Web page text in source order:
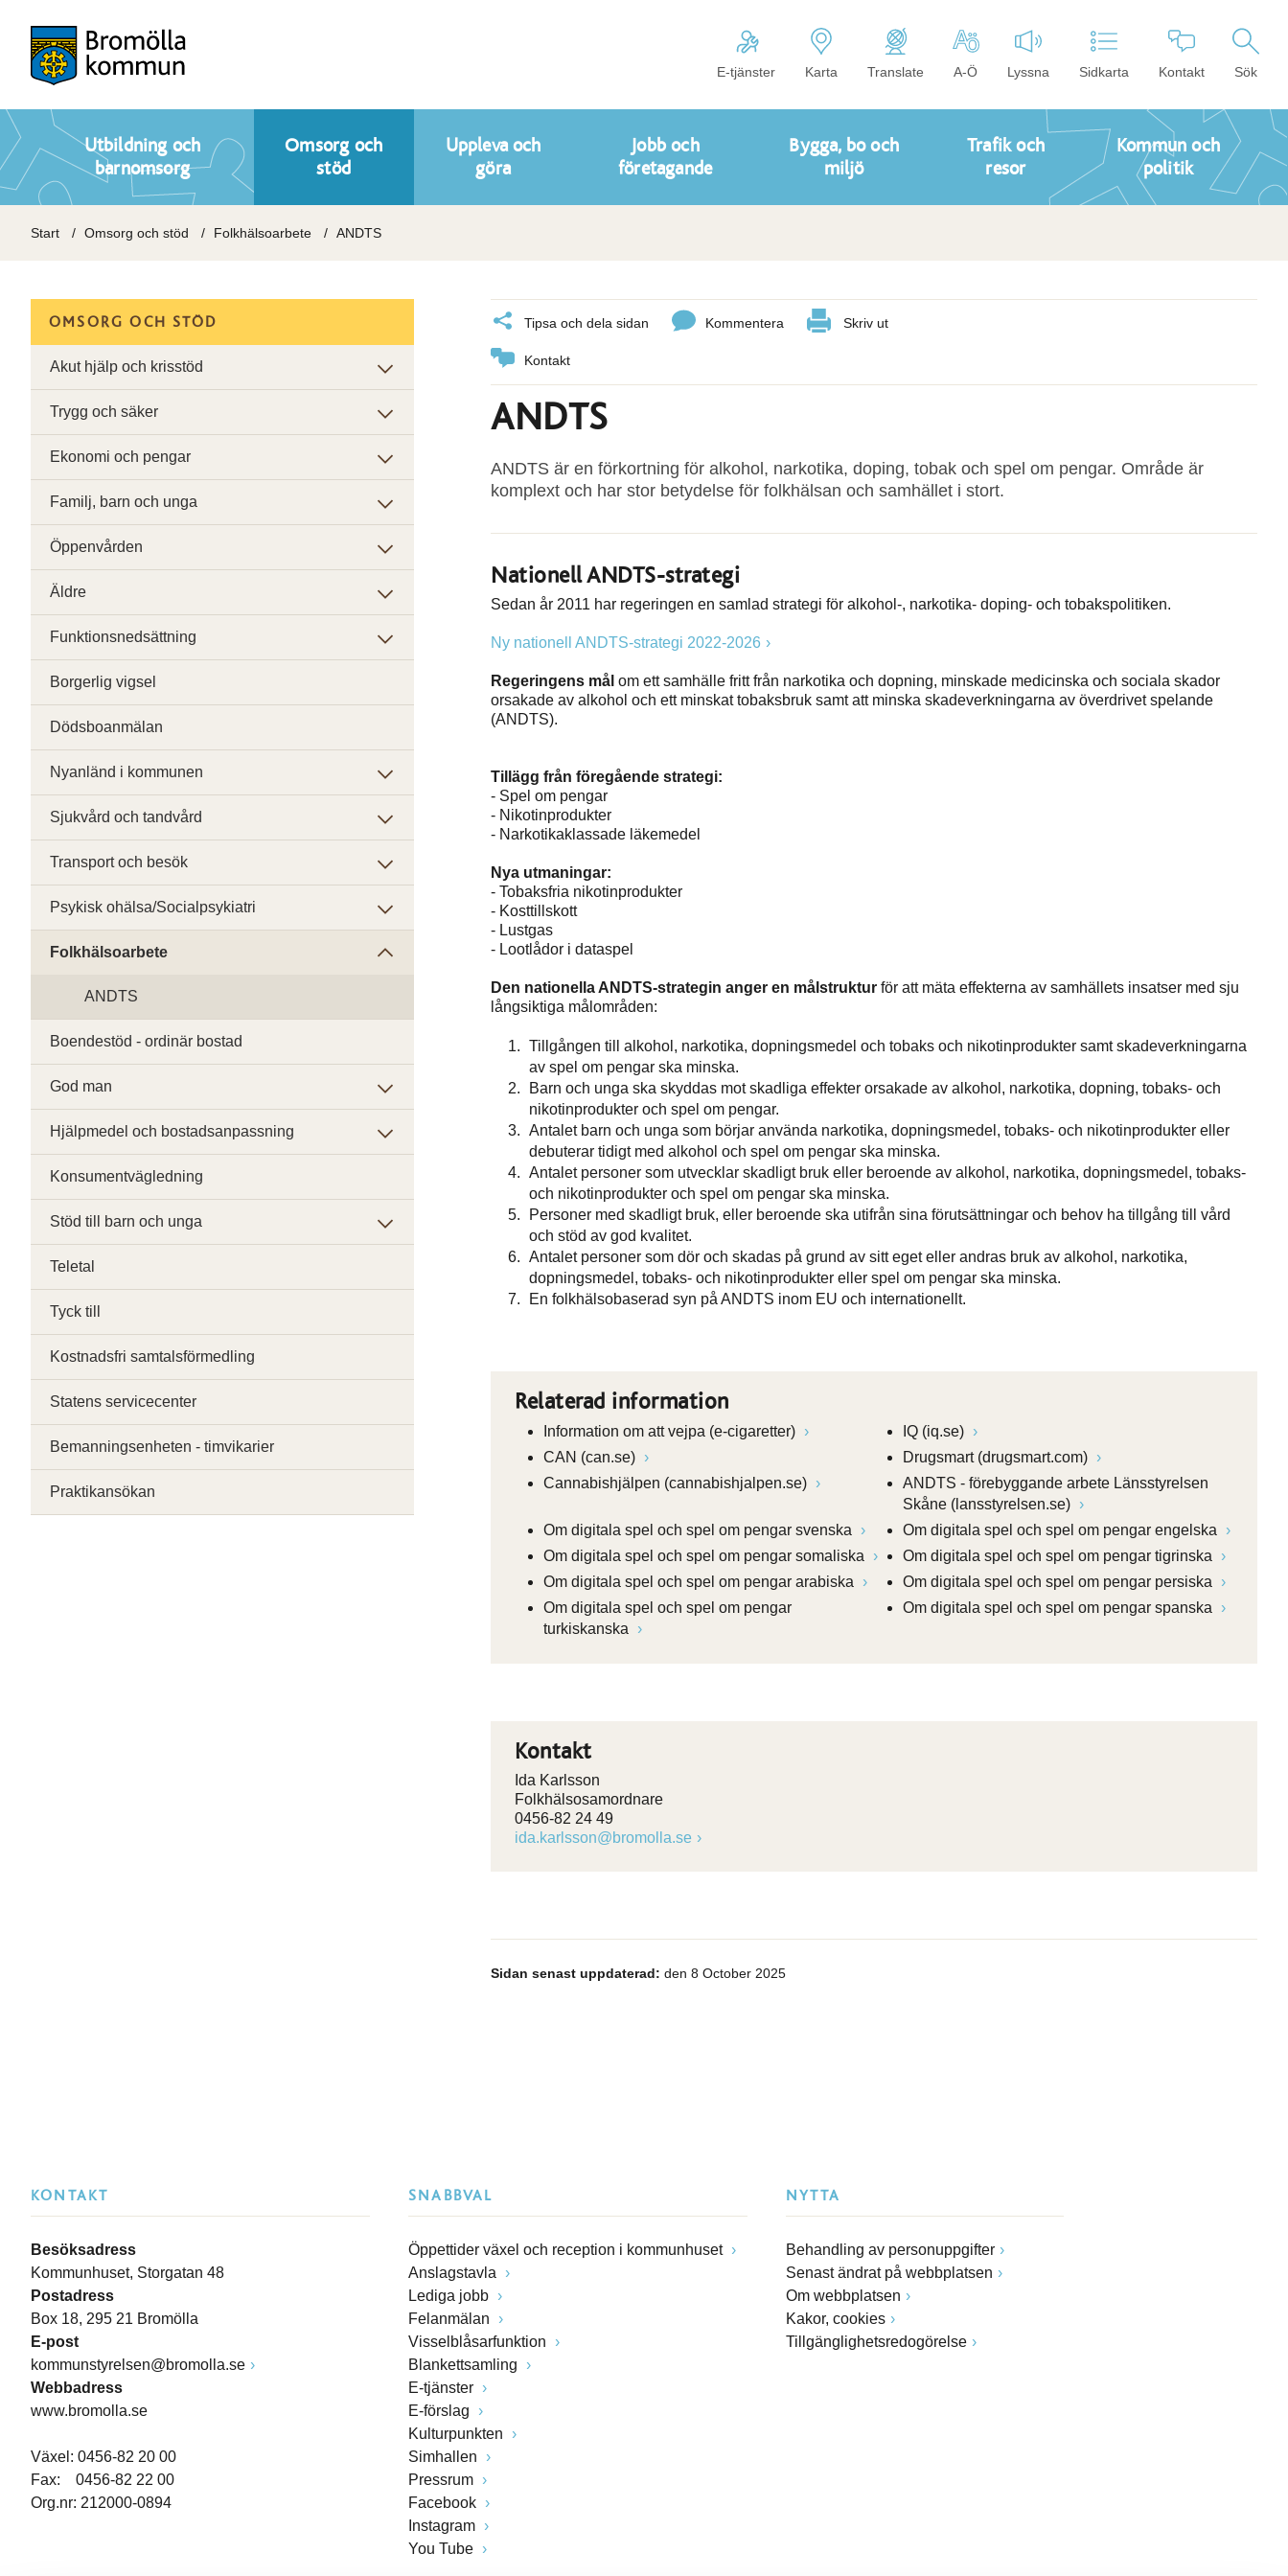
E-tjänster Karta Translate A-Ö Lyssna Sidkarta Kontakt Sök
Utbildning och
barnomsorg
Omsorg och
stöd
Uppleva och
göra
Jobb och
företagande
Bygga, bo och
miljö
Trafik och
resor
Kommun och
politik
Start Omsorg och stöd Folkhälsoarbete ANDTS
Tipsa och dela sidan Kommentera Skriv ut
Kontakt
ANDTS
ANDTS är en förkortning för alkohol, narkotika, doping, tobak och spel om pengar. Område är
komplext och har stor betydelse för folkhälsan och samhället i stort.
Nationell ANDTS-strategi
Sedan år 2011 har regeringen en samlad strategi för alkohol-, narkotika- doping- och tobakspolitiken.
Ny nationell ANDTS-strategi 2022-2026
Regeringens mål om ett samhälle fritt från narkotika och dopning, minskade medicinska och sociala skador
orsakade av alkohol och ett minskat tobaksbruk samt att minska skadeverkningarna av överdrivet spelande
(ANDTS).
Tillägg från föregående strategi:
- Spel om pengar
- Nikotinprodukter
- Narkotikaklassade läkemedel
Nya utmaningar:
- Tobaksfria nikotinprodukter
- Kosttillskott
- Lustgas
- Lootlådor i dataspel
Den nationella ANDTS-strategin anger en målstruktur för att mäta effekterna av samhällets insatser med sju
långsiktiga målområden:
Tillgången till alkohol, narkotika, dopningsmedel och tobaks och nikotinprodukter samt skadeverkningarna
av spel om pengar ska minska.
Barn och unga ska skyddas mot skadliga effekter orsakade av alkohol, narkotika, dopning, tobaks- och
nikotinprodukter och spel om pengar.
Antalet barn och unga som börjar använda narkotika, dopningsmedel, tobaks- och nikotinprodukter eller
debuterar tidigt med alkohol och spel om pengar ska minska.
Antalet personer som utvecklar skadligt bruk eller beroende av alkohol, narkotika, dopningsmedel, tobaks-
och nikotinprodukter och spel om pengar ska minska.
Personer med skadligt bruk, eller beroende ska utifrån sina förutsättningar och behov ha tillgång till vård
och stöd av god kvalitet.
Antalet personer som dör och skadas på grund av sitt eget eller andras bruk av alkohol, narkotika,
dopningsmedel, tobaks- och nikotinprodukter eller spel om pengar ska minska.
En folkhälsobaserad syn på ANDTS inom EU och internationellt.
Relaterad information
Information om att vejpa (e-cigaretter)
IQ (iq.se)
CAN (can.se)
Drugsmart (drugsmart.com)
Cannabishjälpen (cannabishjalpen.se)
ANDTS - förebyggande arbete Länsstyrelsen
Skåne (lansstyrelsen.se)
Om digitala spel och spel om pengar svenska
Om digitala spel och spel om pengar engelska
Om digitala spel och spel om pengar somaliska
Om digitala spel och spel om pengar tigrinska
Om digitala spel och spel om pengar arabiska
Om digitala spel och spel om pengar persiska
Om digitala spel och spel om pengar
turkiskanska
Om digitala spel och spel om pengar spanska
Kontakt
Ida Karlsson
Folkhälsosamordnare
0456-82 24 49
ida.karlsson@bromolla.se
Sidan senast uppdaterad: den 8 October 2025
OMSORG OCH STÖD
Akut hjälp och krisstöd
Trygg och säker
Ekonomi och pengar
Familj, barn och unga
Öppenvården
Äldre
Funktionsnedsättning
Borgerlig vigsel
Dödsboanmälan
Nyanländ i kommunen
Sjukvård och tandvård
Transport och besök
Psykisk ohälsa/Socialpsykiatri
Folkhälsoarbete
ANDTS
Boendestöd - ordinär bostad
God man
Hjälpmedel och bostadsanpassning
Konsumentvägledning
Stöd till barn och unga
Teletal
Tyck till
Kostnadsfri samtalsförmedling
Statens servicecenter
Bemanningsenheten - timvikarier
Praktikansökan
KONTAKT
Besöksadress
Kommunhuset, Storgatan 48
Postadress
Box 18, 295 21 Bromölla
E-post
kommunstyrelsen@bromolla.se
Webbadress
www.bromolla.se
Växel: 0456-82 20 00
Fax: 0456-82 22 00
Org.nr: 212000-0894
SNABBVAL
Öppettider växel och reception i kommunhuset
Anslagstavla
Lediga jobb
Felanmälan
Visselblåsarfunktion
Blankettsamling
E-tjänster
E-förslag
Kulturpunkten
Simhallen
Pressrum
Facebook
Instagram
You Tube
NYTTA
Behandling av personuppgifter
Senast ändrat på webbplatsen
Om webbplatsen
Kakor, cookies
Tillgänglighetsredogörelse